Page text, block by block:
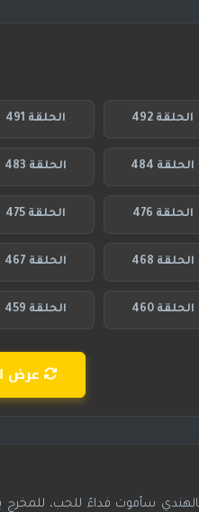
الحلقة 492 الحلقة 491
الحلقة 484 الحلقة 483
الحلقة 476 الحلقة 475
الحلقة 468 الحلقة 467
الحلقة 460 الحلقة 459
عرض
سأموت فداءً للحب، للمخرج